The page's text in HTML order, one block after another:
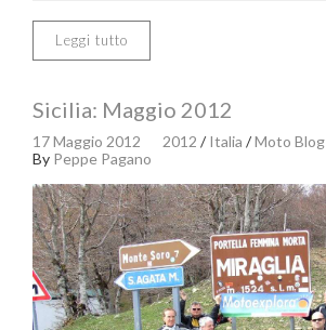
Leggi tutto
Sicilia: Maggio 2012
17 Maggio 2012 2012 /Italia /Moto Blog
By Peppe Pagano